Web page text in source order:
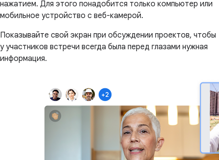
нажатием. Для этого понадобится только компьютер или
мобильное устройство с веб-камерой.
Показывайте свой экран при обсуждении проектов, чтобы
у участников встречи всегда была перед глазами нужная
информация.